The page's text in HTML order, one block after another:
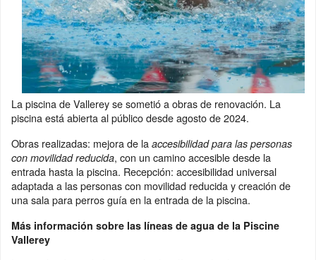
La piscina de Vallerey se sometió a obras de renovación. La
piscina está abierta al público desde agosto de 2024.
Obras realizadas: mejora de la accesibilidad para las personas
con movilidad reducida, con un camino accesible desde la
entrada hasta la piscina. Recepción: accesibilidad universal
adaptada a las personas con movilidad reducida y creación de
una sala para perros guía en la entrada de la piscina.
Más información sobre las líneas de agua de la Piscine
Vallerey